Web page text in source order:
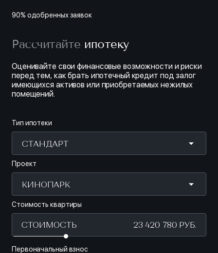
90% одобренных заявок
Рассчитайте ипотеку
Оценивайте свои финансовые возможности и риски
перед тем, как брать ипотечный кредит под залог
имеющихся активов или приобретаемых нежилых
помещений.
Тип ипотеки
СТАНДАРТ
Проект
КИНОПАРК
Стоимость квартиры
СТОИМОСТЬ
Первоначальный взнос